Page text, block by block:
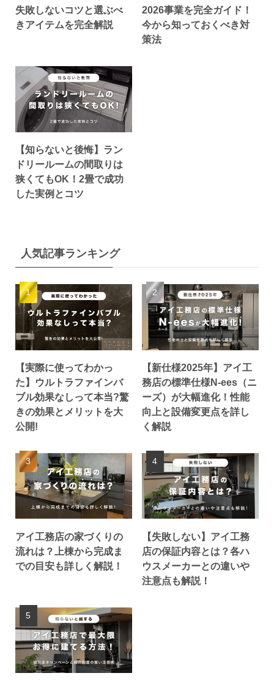
失敗しないコツと選ぶべ
きアイテムを完全解説
2026事業を完全ガイド！
今から知っておくべき対
策法
【知らないと後悔】ラン
ドリールームの間取りは
狭くてもOK！2畳で成功
した実例とコツ
人気記事ランキング
【実際に使ってわかっ
た】ウルトラファインバ
ブル効果なしって本当?驚
きの効果とメリットを大
公開!
【新仕様2025年】アイ工
務店の標準仕様N‑ees（ニ
ーズ）が大幅進化！性能
向上と設備変更点を詳し
く解説
アイ工務店の家づくりの
流れは？上棟から完成ま
での目安も詳しく解説！
【失敗しない】アイ工務
店の保証内容とは？各ハ
ウスメーカーとの違いや
注意点も解説！